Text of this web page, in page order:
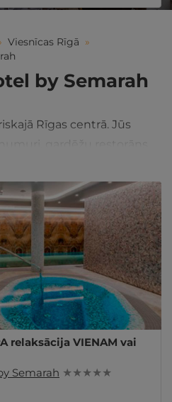
Viesnīcas Rīgā »
by Semarah
Rīgas centrā. Jūs
gardēžu restorāns,
centrs. Ienāc!
relaksācija VIENAM vai
Semarah ★ ★ ★ ★ ★